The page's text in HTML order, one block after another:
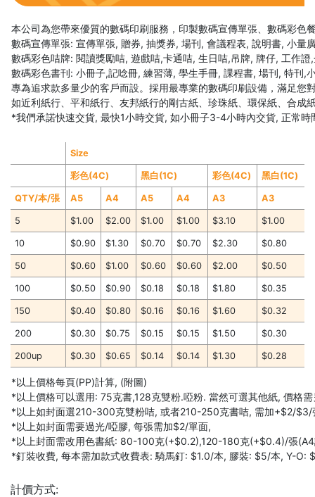
本公司為您帶來優質的數碼印刷服務，印製數碼宣傳單張、數碼彩色
數碼宣傳單張: 宣傳單張, 贈券, 抽獎券, 場刊, 會議程表, 說明書, 小量
數碼彩色咭牌: 閱讀獎勵咭, 遊戲咭,卡通咭, 生日咭,吊牌, 牌仔, 工作
數碼彩色書刊: 小冊子,記唸冊, 練習薄, 學生手冊, 課程書, 場刊, 特刊,
專為追求款多量少的客戶而設。採用最專業的數碼印刷設備，滿足您
如近利紙行、平和紙行、友邦紙行的剛古紙、珍珠紙、環保紙、合成
*我們承諾快速交貨, 最快1小時交貨, 如小冊子3-4小時內交貨, 正常時
Size
彩色(4C) 黑白(1C) 彩色(4C) 黑白(1C)
QTY/本/張 A5 A4 A5 A4 A3 A3
5 $1.00 $2.00 $1.00 $1.00 $3.10 $1.00
10 $0.90 $1.30 $0.70 $0.70 $2.30 $0.80
50 $0.60 $1.00 $0.60 $0.60 $2.00 $0.50
100 $0.50 $0.90 $0.18 $0.18 $1.80 $0.35
150 $0.40 $0.80 $0.16 $0.16 $1.60 $0.32
200 $0.30 $0.75 $0.15 $0.15 $1.50 $0.30
200up $0.30 $0.65 $0.14 $0.14 $1.30 $0.28
*以上價格每頁(PP)計算, (附圖)
*以上價格可以選用: 75克書,128克雙粉.啞粉. 當然可選其他紙, 價格需
*以上如封面選210-300克雙粉咭, 或者210-250克書咭, 需加+$2/
*以上如封面需要過光/啞膠, 每張需加$2/單面,
*以上封面需改用色書紙: 80-100克(+$0.2),120-180克(+$0.4)/張
*釘裝收費, 每本需加款式收費表: 騎馬釘: $1.0/本, 膠裝: $5/本, Y-O:
計價方式: